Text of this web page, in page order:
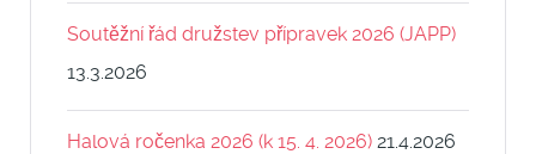
Soutěžní řád družstev přípravek 2026 (JAPP)
13.3.2026
Halová ročenka 2026 (k 15. 4. 2026) 21.4.2026